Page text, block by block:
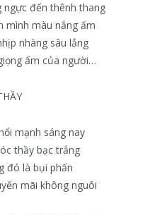
ngực đến thênh thang
mình màu nắng ấm
nhàng sâu lắng
ấm của người…
mạnh sáng nay
thầy bạc trắng
đó là bụi phấn
mãi không nguôi